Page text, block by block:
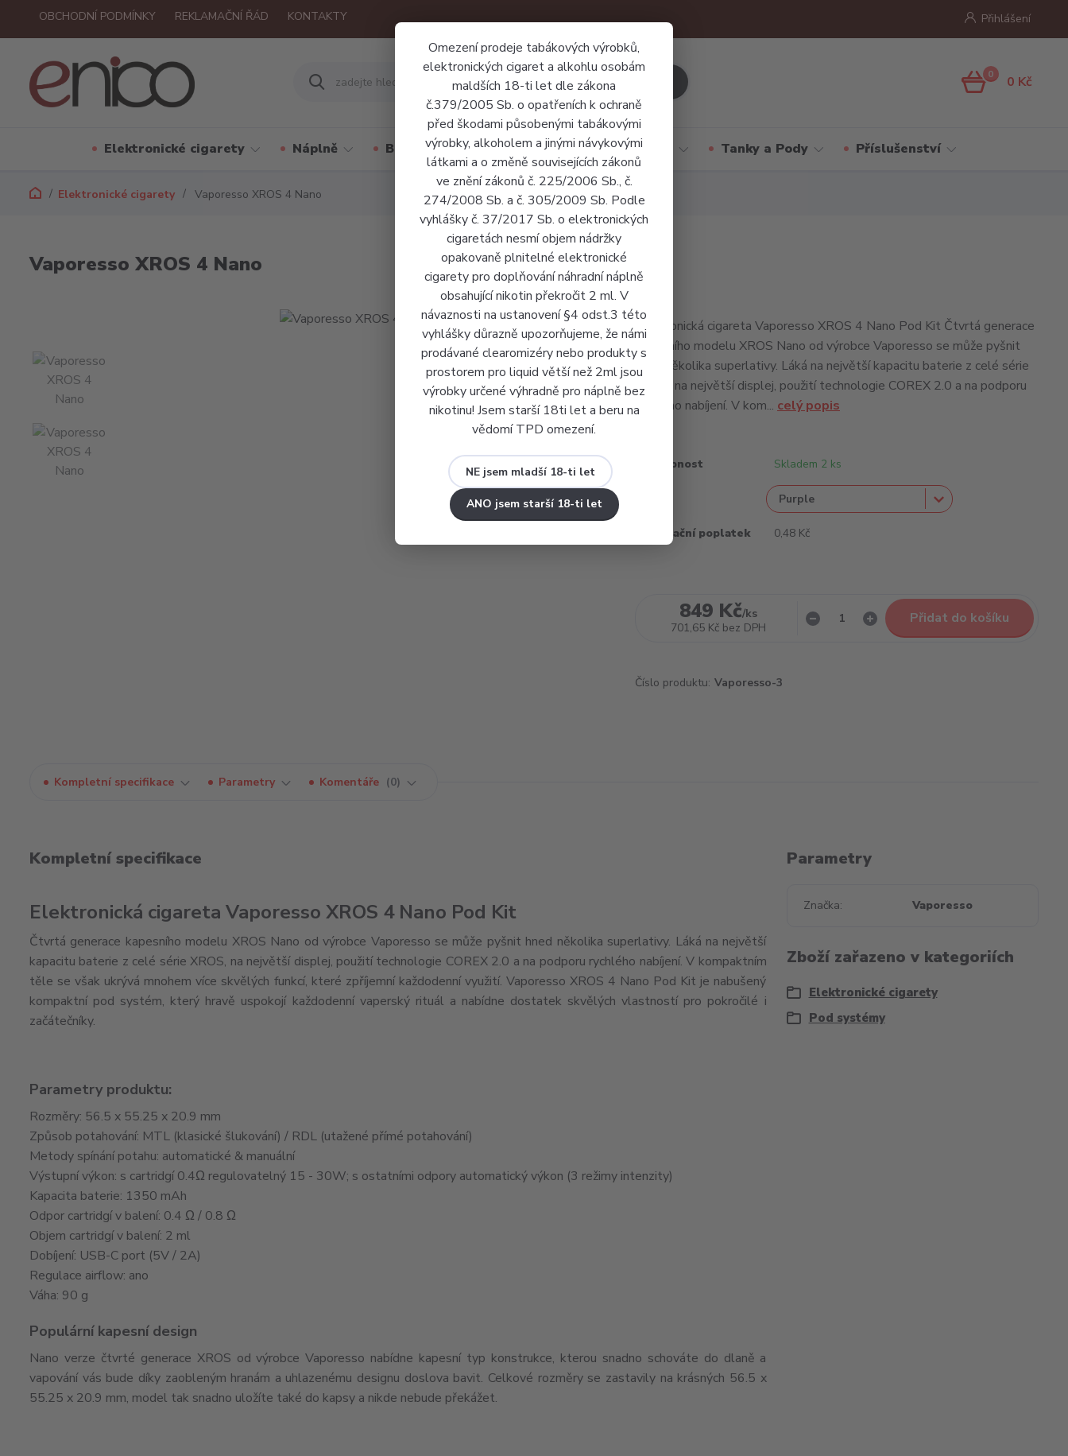
Omezení prodeje tabákových výrobků,
elektronických cigaret a alkohlu osobám
maldších 18-ti let dle zákona
č.379/2005 Sb. o opatřeních k ochraně
před škodami působenými tabákovými
výrobky, alkoholem a jinými návykovými
látkami a o změně souvisejících zákonů
ve znění zákonů č. 225/2006 Sb., č.
274/2008 Sb. a č. 305/2009 Sb. Podle
vyhlášky č. 37/2017 Sb. o elektronických
cigaretách nesmí objem nádržky
opakovaně plnitelné elektronické
cigarety pro doplňování náhradní náplně
obsahující nikotin překročit 2 ml. V
návaznosti na ustanovení §4 odst.3 této
vyhlášky důrazně upozorňujeme, že námi
prodávané clearomizéry nebo produkty s
prostorem pro liquid větší než 2ml jsou
výrobky určené výhradně pro náplně bez
nikotinu! Jsem starší 18ti let a beru na
vědomí TPD omezení.
NE jsem mladší 18-ti let
ANO jsem starší 18-ti let
OBCHODNÍ PODMÍNKY REKLAMAČNÍ ŘÁD KONTAKTY Přihlášení
0 0 Kč
Elektronické cigarety Náplně Báze a příchutě Jednorázové cigarety Tanky a Pody Příslušenství
Elektronické cigarety Vaporesso XROS 4 Nano
Vaporesso XROS 4 Nano
Elektronická cigareta Vaporesso XROS 4 Nano Pod Kit Čtvrtá generace
kapesního modelu XROS Nano od výrobce Vaporesso se může pyšnit
hned několika superlativy. Láká na největší kapacitu baterie z celé série
XROS, na největší displej, použití technologie COREX 2.0 a na podporu
rychlého nabíjení. V kom... celý popis
Dostupnost Skladem 2 ks
Recyklační poplatek 0,48 Kč
849 Kč/ks
701,65 Kč bez DPH
Přidat do košíku
Číslo produktu: Vaporesso-3
Kompletní specifikace Parametry Komentáře 0
Kompletní specifikace
Elektronická cigareta Vaporesso XROS 4 Nano Pod Kit
Čtvrtá generace kapesního modelu XROS Nano od výrobce Vaporesso se může pyšnit hned několika superlativy. Láká na největší
kapacitu baterie z celé série XROS, na největší displej, použití technologie COREX 2.0 a na podporu rychlého nabíjení. V kompaktním
těle se však ukrývá mnohem více skvělých funkcí, které zpříjemní každodenní využití. Vaporesso XROS 4 Nano Pod Kit je nabušený
kompaktní pod systém, který hravě uspokojí každodenní vaperský rituál a nabídne dostatek skvělých vlastností pro pokročilé i
začátečníky.
Parametry produktu:
Rozměry: 56.5 x 55.25 x 20.9 mm
Způsob potahování: MTL (klasické šlukování) / RDL (utažené přímé potahování)
Metody spínání potahu: automatické & manuální
Výstupní výkon: s cartridgí 0.4Ω regulovatelný 15 - 30W; s ostatními odpory automatický výkon (3 režimy intenzity)
Kapacita baterie: 1350 mAh
Odpor cartridgí v balení: 0.4 Ω / 0.8 Ω
Objem cartridgí v balení: 2 ml
Dobíjení: USB-C port (5V / 2A)
Regulace airflow: ano
Váha: 90 g
Populární kapesní design
Nano verze čtvrté generace XROS od výrobce Vaporesso nabídne kapesní typ konstrukce, kterou snadno schováte do dlaně a
vapování vás bude díky zaobleným hranám a uhlazenému designu doslova bavit. Celkové rozměry se zastavily na krásných 56.5 x
55.25 x 20.9 mm, model tak snadno uložíte také do kapsy a nikde nebude překážet.
Parametry
Značka Vaporesso
Zboží zařazeno v kategoriích
Elektronické cigarety
Pod systémy